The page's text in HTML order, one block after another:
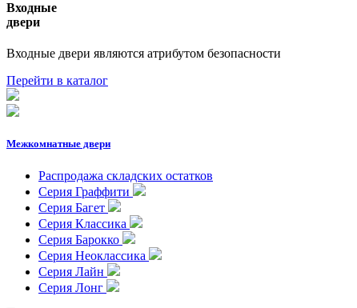
Входные
двери
Входные двери являются атрибутом безопасности
Перейти в каталог
Межкомнатные двери
Распродажа складских остатков
Серия Граффити
Серия Багет
Серия Классика
Серия Барокко
Серия Неоклассика
Серия Лайн
Серия Лонг